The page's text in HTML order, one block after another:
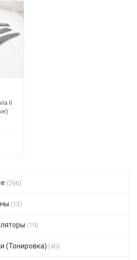
II
(266)
(13)
(19)
(Тонировка) (40)